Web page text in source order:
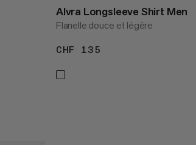
Alvra Longsleeve Shirt Men
Flanelle douce et légère
CHF 135